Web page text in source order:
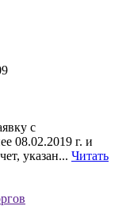
с
08.02.2019 г. и
указан... Читать